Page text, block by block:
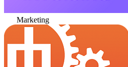
Marketing